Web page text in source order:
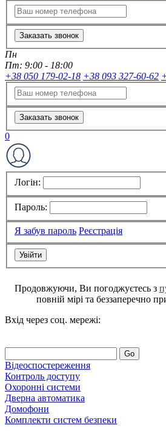
Заказать звонок
Пн
Пт: 9:00 - 18:00
+38 050 179-02-18 +38 093 327-60-62
Заказать звонок
0
Логін:
Пароль:
Я забув пароль Реєстрація
Продовжуючи, Ви погоджуєтесь з
повній мірі та беззаперечно
Вхід через соц. мережі:
Go
Відеоспостереження
Контроль доступу
Охоронні системи
Дверна автоматика
Домофони
Комплекти систем безпеки